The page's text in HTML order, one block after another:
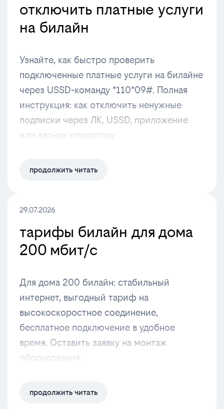
отключить платные услуги
на билайн
Узнайте, как быстро проверить
подключенные платные услуги на билайне
через USSD-команду *110*09#. Полная
инструкция: как отключить ненужные
подписки через ЛК, USSD, приложение
или звонок оператору
продолжить читать
29.07.2026
тарифы билайн для дома
200 мбит/с
Для дома 200 билайн: стабильный
интернет, выгодный тариф на
высокоскоростное соединение,
бесплатное подключение в удобное
время. Оставить заявку на монтаж
оборудования.
продолжить читать